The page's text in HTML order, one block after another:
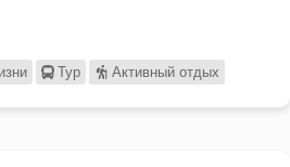
Тур Активный отдых